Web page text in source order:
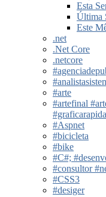
Esta
Última
Este
.net
.Net Core
.netcore
#arte
#artefinal
#graficarapida
#Aspnet
#bicicleta
#bike
#C#;
#consultor
#CSS3
#desiger